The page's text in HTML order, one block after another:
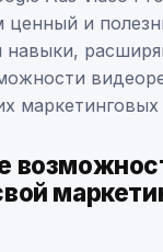
ценный и
маркетинговых